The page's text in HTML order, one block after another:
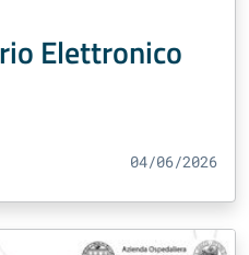
Elettronico
04/06/2026